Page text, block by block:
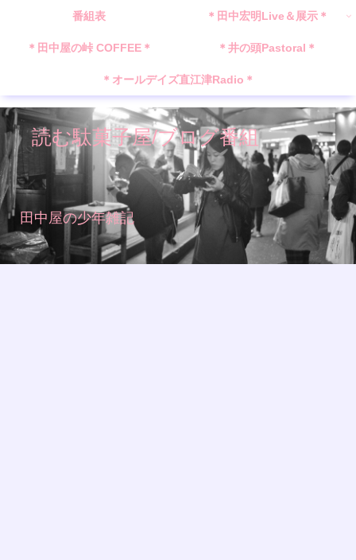
読む駄菓子屋/ブログ番組
田中屋の少年雑記
番組表 ＊田中宏明Live＆展示＊
＊田中屋の峠 COFFEE＊ ＊井の頭Pastoral＊
＊オールデイズ直江津Radio＊